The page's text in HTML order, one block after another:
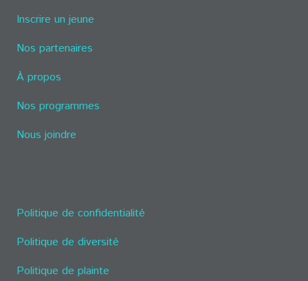
Inscrire un jeune
Nos partenaires
À propos
Nos programmes
Nous joindre
Politique de confidentialité
Politique de diversité
Politique de plainte